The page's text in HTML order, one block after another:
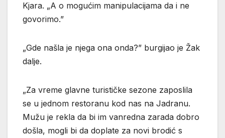
Kjara. „A o mogućim manipulacijama da i ne
govorimo.”
„Gde našla je njega ona onda?” burgijao je Žak
dalje.
„Za vreme glavne turističke sezone zaposlila
se u jednom restoranu kod nas na Jadranu.
Mužu je rekla da bi im vanredna zarada dobro
došla, mogli bi da doplate za novi brodić s